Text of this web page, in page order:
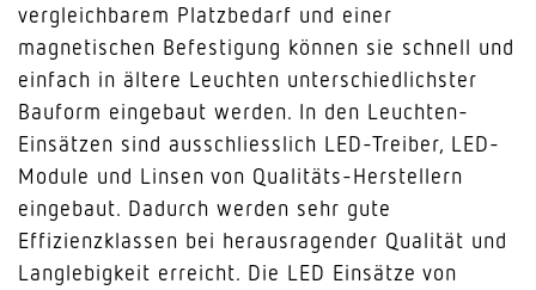
vergleichbarem Platzbedarf und einer
magnetischen Befestigung können sie schnell und
einfach in ältere Leuchten unterschiedlichster
Bauform eingebaut werden. In den Leuchten-
Einsätzen sind ausschliesslich LED-Treiber, LED-
Module und Linsen von Qualitäts-Herstellern
eingebaut. Dadurch werden sehr gute
Effizienzklassen bei herausragender Qualität und
Langlebigkeit erreicht. Die LED Einsätze von